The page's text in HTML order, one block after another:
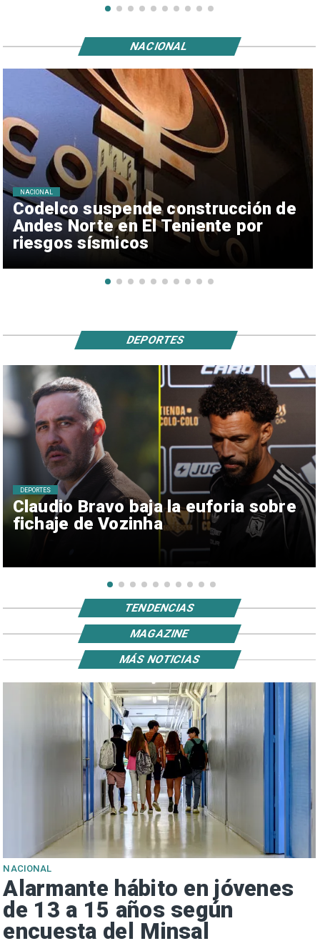
Codelco suspende construcción de
Andes Norte en El Teniente por
riesgos sísmicos
NACIONAL
NACIONAL
Claudio Bravo baja la euforia sobre
fichaje de Vozinha
DEPORTES
DEPORTES
TENDENCIAS
MAGAZINE
NACIONAL
Alarmante hábito en jóvenes
de 13 a 15 años según
encuesta del Minsal
MÁS NOTICIAS